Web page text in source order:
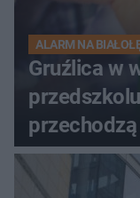
ALARM NA
Gruźlica w